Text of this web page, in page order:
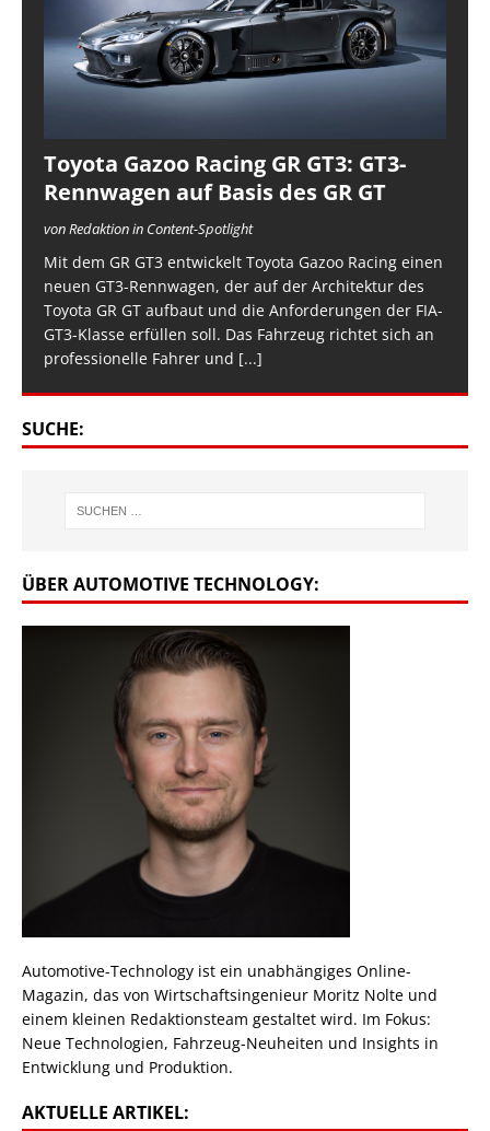
Toyota Gazoo Racing GR GT3: GT3-
Rennwagen auf Basis des GR GT
von Redaktion in Content-Spotlight
Mit dem GR GT3 entwickelt Toyota Gazoo Racing einen
neuen GT3-Rennwagen, der auf der Architektur des
Toyota GR GT aufbaut und die Anforderungen der FIA-
GT3-Klasse erfüllen soll. Das Fahrzeug richtet sich an
professionelle Fahrer und [...]
SUCHE:
ÜBER AUTOMOTIVE TECHNOLOGY:
Automotive-Technology ist ein unabhängiges Online-
Magazin, das von Wirtschaftsingenieur Moritz Nolte und
einem kleinen Redaktionsteam gestaltet wird. Im Fokus:
Neue Technologien, Fahrzeug-Neuheiten und Insights in
Entwicklung und Produktion.
AKTUELLE ARTIKEL: